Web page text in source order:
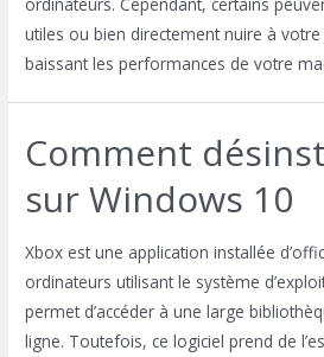
utiles ou bien directement nuire à
baissant les performances de votre
Comment
sur Windows 10
Xbox est une application installée
ordinateurs utilisant le système
permet d’accéder à une large
ligne. Toutefois, ce logiciel prend de